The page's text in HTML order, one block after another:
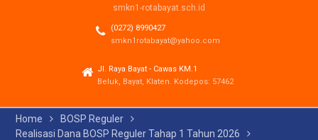
smkn1-rotabayat.sch.id
(0272) 8990427
smkn1rotabayat@yahoo.com
Jl. Raya Bayat - Cawas KM.1
Beluk, Bayat, Klaten. Kodepos: 57462
Home
BOSP Reguler
Realisasi Dana BOSP Reguler Tahap 1 Tahun 2026